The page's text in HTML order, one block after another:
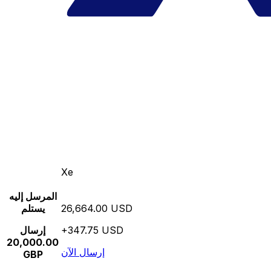
Xe
المرسل إليه
يستلم
إرسال
20,000.00
GBP
26,664.00 USD
+347.75 USD
إرسال الآن